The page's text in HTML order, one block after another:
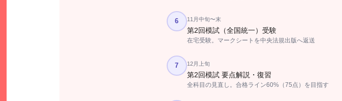
6 11月中旬〜末
第2回模試（全国統一）受験
在宅受験。マークシートを中央法規出版へ返送
7 12月上旬
第2回模試 要点解説・復習
全科目の見直し。合格ライン60%（75点）を目指す